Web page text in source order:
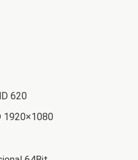
620
1920×1080